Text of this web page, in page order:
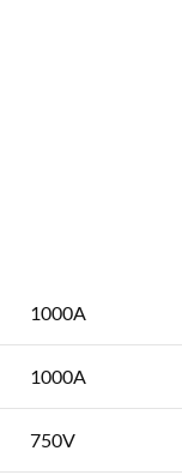
1000A
1000A
750V